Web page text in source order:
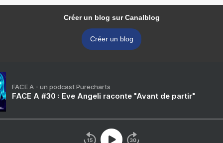
Créer un blog sur Canalblog
Créer un blog
FACE A - un podcast Purecharts
FACE A #30 : Eve Angeli raconte "Avant de partir"